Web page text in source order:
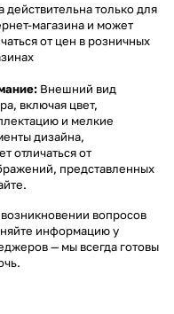
действительна только для
магазина и может
от цен в розничных
Внешний вид
включая цвет,
и мелкие
дизайна,
отличаться от
представленных
вопросов
информацию у
— мы всегда готовы